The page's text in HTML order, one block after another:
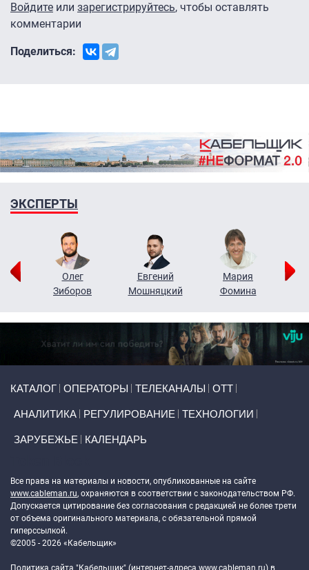
Войдите или зарегистрируйтесь, чтобы оставлять
комментарии
Поделиться:
ЭКСПЕРТЫ
Олег
Зиборов
Евгений
Мошняцкий
Мария
Фомина
КАТАЛОГ ОПЕРАТОРЫ ТЕЛЕКАНАЛЫ ОТТ
АНАЛИТИКА РЕГУЛИРОВАНИЕ ТЕХНОЛОГИИ
ЗАРУБЕЖЬЕ КАЛЕНДАРЬ
Все права на материалы и новости, опубликованные на сайте
www.cableman.ru, охраняются в соответствии с законодательством РФ.
Допускается цитирование без согласования с редакцией не более трети
от объема оригинального материала, с обязательной прямой
гиперссылкой.
©2005 - 2026 «Кабельщик»
Политика сайта "Кабельщик" (интернет-адреса www.cableman.ru) в